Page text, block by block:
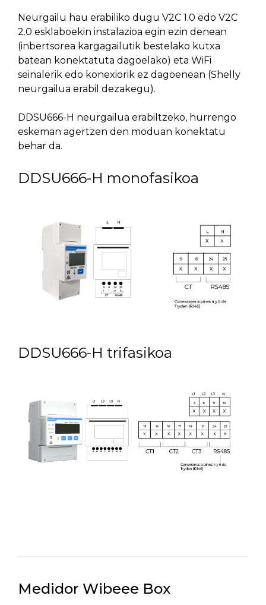
Neurgailu hau erabiliko dugu V2C 1.0 edo V2C
2.0 esklaboekin instalazioa egin ezin denean
(inbertsorea kargagailutik bestelako kutxa
batean konektatuta dagoelako) eta WiFi
seinalerik edo konexiorik ez dagoenean (Shelly
neurgailua erabil dezakegu).
DDSU666-H neurgailua erabiltzeko, hurrengo
eskeman agertzen den moduan konektatu
behar da.
DDSU666-H monofasikoa
DDSU666-H trifasikoa
Medidor Wibeee Box